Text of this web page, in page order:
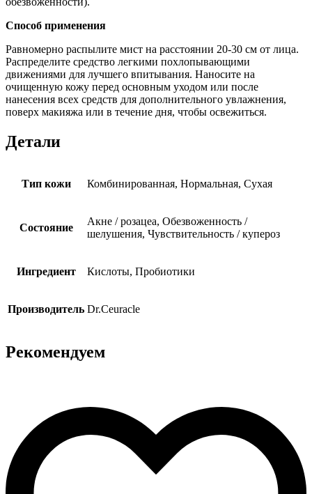
Способ применения
Равномерно распылите мист на расстоянии 20-30 см от лица.
Распределите средство легкими похлопывающими
движениями для лучшего впитывания. Наносите на
очищенную кожу перед основным уходом или после
нанесения всех средств для дополнительного увлажнения,
поверх макияжа или в течение дня, чтобы освежиться.
Детали
Тип кожи Комбинированная, Нормальная, Сухая
Состояние
Акне / розацеа, Обезвоженность /
шелушения, Чувствительность / купероз
Ингредиент Кислоты, Пробиотики
Производитель Dr.Ceuracle
Рекомендуем